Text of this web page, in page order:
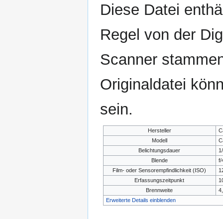
Diese Datei
Regel von der
Scanner
Originaldatei
sein.
Hersteller
Modell
Belichtungsdauer
Blende
f/
Film- oder Sensorempfindlichkeit (ISO)
Erfassungszeitpunkt
Brennweite
Erweiterte Details einblenden